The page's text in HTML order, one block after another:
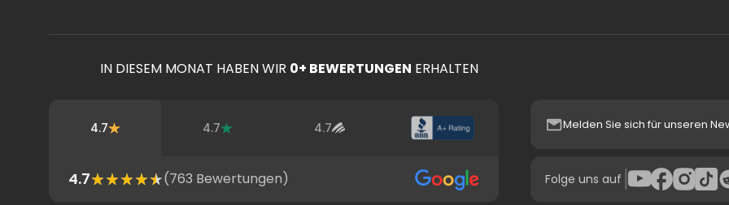
IN DIESEM MONAT HABEN WIR 0+ BEWERTUNGEN ERHALTEN
4.7 4.7 4.7
4.7 (763 Bewertungen)
Melden Sie sich für unseren
Folge uns auf |